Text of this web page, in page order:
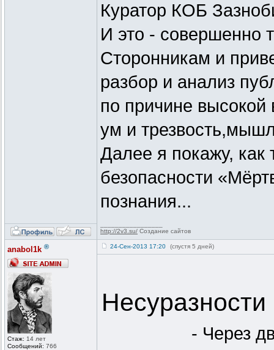
Куратор КОБ
И это - совершенно
Сторонникам и
разбор и анализ
по причине высокой
ум и
Далее я покажу,
безопасности
познания...
http://2v3.su/ Создание сайтов
anabol1k ®
Стаж: 14 лет
Сообщений: 766
24-Сен-2013 17:20 (спустя 5 дней)
- Через